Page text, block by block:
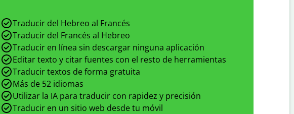
Traducir del Hebreo al Francés
Traducir del Francés al Hebreo
Traducir en línea sin descargar ninguna aplicación
Editar texto y citar fuentes con el resto de herramientas
Traducir textos de forma gratuita
Más de 52 idiomas
Utilizar la IA para traducir con rapidez y precisión
Traducir en un sitio web desde tu móvil